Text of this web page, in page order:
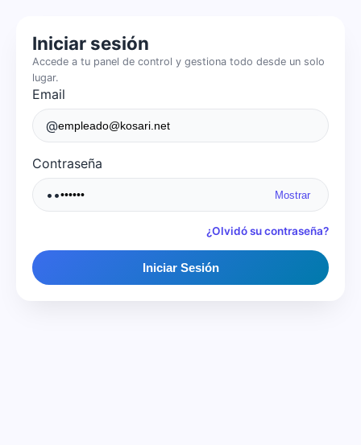
Iniciar sesión
Accede a tu panel de control y gestiona todo desde un solo
lugar.
Email
@
Contraseña
••
Mostrar
¿Olvidó su contraseña?
Iniciar Sesión